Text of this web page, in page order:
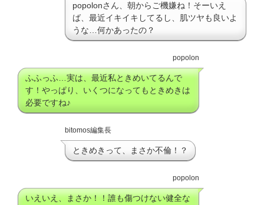
popolonさん、朝からご機嫌ね！そーいえ
ば、最近イキイキしてるし、肌ツヤも良いよ
うな…何かあったの？
popolon
ふふっふ…実は、最近私ときめいてるんで
す！やっぱり、いくつになってもときめきは
必要ですね♪
bitomos編集長
ときめきって、まさか不倫！？
popolon
いえいえ、まさか！！誰も傷つけない健全な